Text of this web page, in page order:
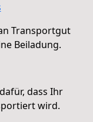
Transportgut
Beiladung.
dass Ihr
wird.